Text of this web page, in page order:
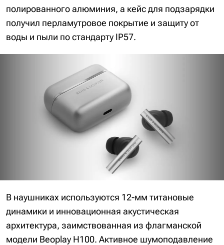
полированного алюминия, а кейс для подзарядки
получил перламутровое покрытие и защиту от
воды и пыли по стандарту IP57.
В наушниках используются 12-мм титановые
динамики и инновационная акустическая
архитектура, заимствованная из флагманской
модели Beoplay H100. Активное шумоподавление